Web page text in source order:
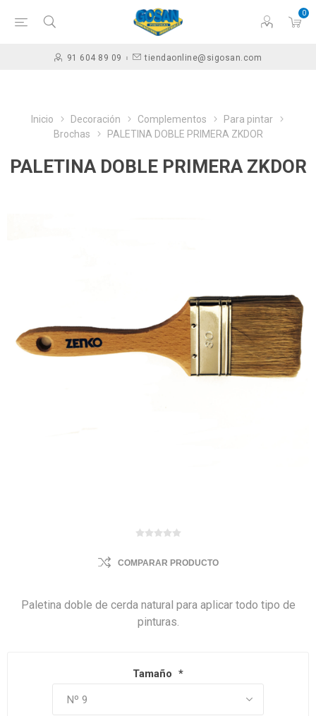
0
91 604 89 09 tiendaonline@sigosan.com
Inicio Decoración Complementos
Para pintar
Brochas
PALETINA DOBLE PRIMERA ZKDOR
PALETINA DOBLE PRIMERA ZKDOR
COMPARAR PRODUCTO
Paletina doble de cerda natural para aplicar todo tipo de
pinturas.
Tamaño *